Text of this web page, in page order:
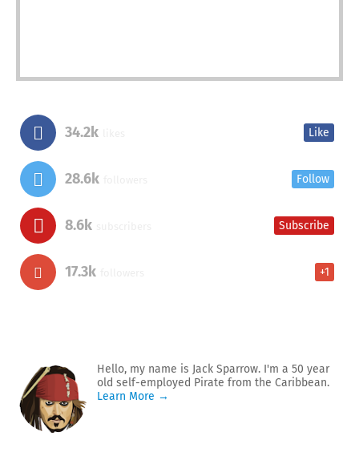
34.2k Like
28.6k Follow
8.6k Subscribe
17.3k +1
Hello, my name is Jack Sparrow. I'm a 50 year
old self-employed Pirate from the Caribbean.
Learn More →